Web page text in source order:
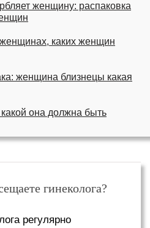
женщину: распаковка
каких женщин
женщина близнецы какая
она должна быть
гинеколога?
регулярно